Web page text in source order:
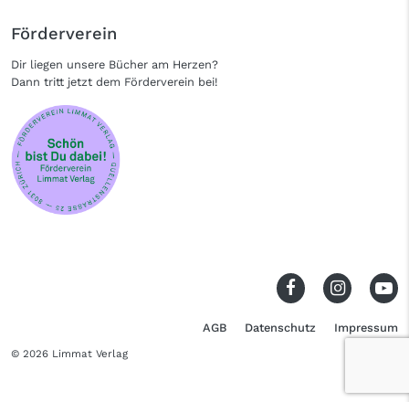
Förderverein
Dir liegen unsere Bücher am Herzen?
Dann tritt jetzt dem Förderverein bei!
AGB Datenschutz Impressum
© 2026 Limmat Verlag